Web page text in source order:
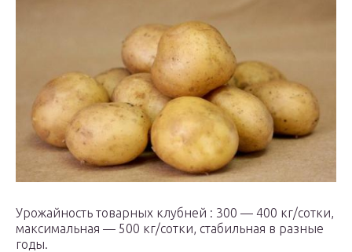
Урожайность товарных клубней : 300 — 400 кг/сотки,
максимальная — 500 кг/сотки, стабильная в разные
годы.